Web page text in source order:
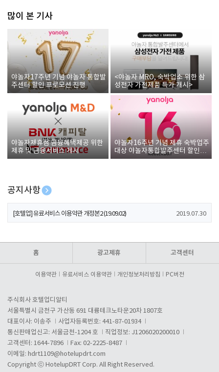
많이 본 기사
야놀자17주년 기념 야놀자 통합발
주센터 할인 프로모션 진행
<야놀자 MRO, 숙박업소 위한 삼
성전자 가전제품 특가 개시>
야놀자제휴점 금융혜택제공 위한
제휴 및 금융서비스 게시
야놀자16주년 기념 제휴 숙박업주
대상 야놀자통합발주센터 할인쿠
폰 증정
공지사항
[호텔업] 개인정보 처리방침 개정본1 (19.09.02)
[호텔업] 유료서비스 이용약관 개정본2 (19.09.02) 2019.07.30
홈 광고제휴 고객센터
이용약관 유료서비스 이용약관 개인정보처리방침 PC버전
주식회사 호텔업디알티
서울특별시 금천구 가산동 691 대륭테크노타운20차 1807호
대표이사: 이송주
사업자등록번호: 441-87-01934
통신판매업신고: 서울금천-1204 호
직업정보: J1206020200010
고객센터: 1644-7896
Fax: 02-2225-8487
이메일: hdrt1109@hotelupdrt.com
Copyright ⓒ HotelupDRT Corp. All Right Reserved.